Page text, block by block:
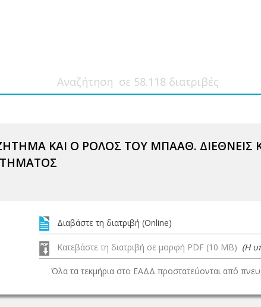
ΚΑΙ Ο ΡΟΛΟΣ ΤΟΥ ΜΠΑΑΘ. ΔΙΕΘΝΕΙΣ
Διαβάστε τη διατριβή (Online)
Κατεβάστε τη διατριβή σε μορφή PDF (10 MB) (Η
Όλα τα τεκμήρια στο ΕΑΔΔ προστατεύονται από